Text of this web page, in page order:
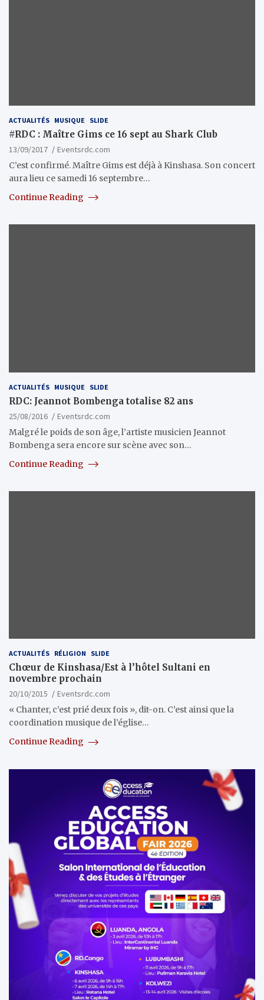
ACTUALITÉS MUSIQUE SLIDE
#RDC : Maître Gims ce 16 sept au Shark Club
13/09/2017
Eventsrdc.com
C’est confirmé. Maître Gims est déjà à Kinshasa. Son concert
aura lieu ce samedi 16 septembre…
Continue Reading
ACTUALITÉS MUSIQUE SLIDE
RDC: Jeannot Bombenga totalise 82 ans
25/08/2016
Eventsrdc.com
Malgré le poids de son âge, l’artiste musicien Jeannot
Bombenga sera encore sur scène avec son…
Continue Reading
ACTUALITÉS RÉLIGION SLIDE
Chœur de Kinshasa/Est à l’hôtel Sultani en
novembre prochain
20/10/2015
Eventsrdc.com
« Chanter, c’est prié deux fois », dit-on. C’est ainsi que la
coordination musique de l’église…
Continue Reading